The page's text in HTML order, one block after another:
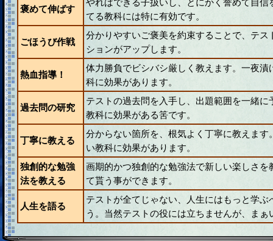
褒めて伸ばす
やればできる子扱いし、とにかく誉めて自
てる教科には特に有効です。
ごほうび作戦
分かりやすいご褒美を約束することで、テ
ションがアップします。
熱血指導！
体力勝負でビシバシ厳しく教えます。一夜
科に効果があります。
過去問の研究
テストの過去問を入手し、出題範囲を一緒
教科に効果がある筈です。
丁寧に教える
分からない箇所を、根気よく丁寧に教えま
い教科に効果があります。
独創的な勉強
法を教える
画期的かつ独創的な勉強法で新しい楽しさ
て貰う事ができます。
人生を語る
テストが全てじゃない、人生にはもっと学
う。当然テストの役には立ちませんが、まぁ